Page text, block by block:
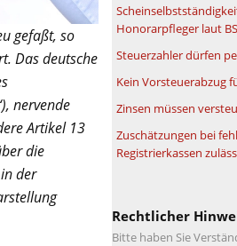
gefaßt, so
Das deutsche
nervende
Artikel 13
die
der
Honorarpfleger laut
Steuerzahler dürfen
Kein Vorsteuerabzug
Zinsen müssen
Zuschätzungen bei
Registrierkassen
Rechtlicher
Bitte haben Sie